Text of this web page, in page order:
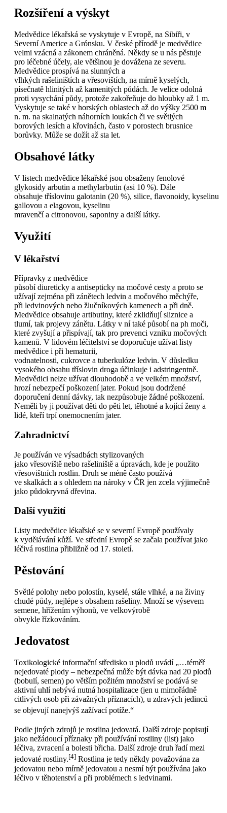
Rozšíření a výskyt
Medvědice lékařská se vyskytuje v Evropě, na Sibiři, v
Severní Americe a Grónsku. V české přírodě je medvědice
velmi vzácná a zákonem chráněná. Někdy se u nás pěstuje
pro léčebné účely, ale většinou je dovážena ze severu.
Medvědice prospívá na slunných a
vlhkých rašeliništích a vřesovištích, na mírně kyselých,
písečnatě hlinitých až kamenitých půdách. Je velice odolná
proti vysychání půdy, protože zakořeňuje do hloubky až 1 m.
Vyskytuje se také v horských oblastech až do výšky 2500 m
n. m. na skalnatých náhorních loukách či ve světlých
borových lesích a křovinách, často v porostech brusnice
borůvky. Může se dožít až sta let.
Obsahové látky
V listech medvědice lékařské jsou obsaženy fenolové
glykosidy arbutin a methylarbutin (asi 10 %). Dále
obsahuje tříslovinu galotanin (20 %), silice, flavonoidy, kyselinu
gallovou a elagovou, kyselinu
mravenčí a citronovou, saponiny a další látky.
Využití
V lékařství
Přípravky z medvědice
působí diureticky a antisepticky na močové cesty a proto se
užívají zejména při zánětech ledvin a močového měchýře,
při ledvinových nebo žlučníkových kamenech a při dně.
Medvědice obsahuje artibutiny, které zklidňují sliznice a
tlumí, tak projevy zánětu. Látky v ní také působí na ph moči,
které zvyšují a přispívají, tak pro prevenci vzniku močových
kamenů. V lidovém léčitelství se doporučuje užívat listy
medvědice i při hematurii,
vodnatelnosti, cukrovce a tuberkulóze ledvin. V důsledku
vysokého obsahu tříslovin droga účinkuje i adstringentně.
Medvědici nelze užívat dlouhodobě a ve velkém množství,
hrozí nebezpečí poškození jater. Pokud jsou dodržené
doporučení denní dávky, tak nezpůsobuje žádné poškození.
Neměli by ji používat děti do pěti let, těhotné a kojící ženy a
lidé, kteří trpí onemocnením jater.
Zahradnictví
Je používán ve výsadbách stylizovaných
jako vřesoviště nebo rašeliniště a úpravách, kde je použito
vřesovištních rostlin. Druh se méně často používá
ve skalkách a s ohledem na nároky v ČR jen zcela výjimečně
jako půdokryvná dřevina.
Další využití
Listy medvědice lékařské se v severní Evropě používaly
k vydělávání kůží. Ve střední Evropě se začala používat jako
léčivá rostlina přibližně od 17. století.
Pěstování
Světlé polohy nebo polostín, kyselé, stále vlhké, a na živiny
chudé půdy, nejlépe s obsahem rašeliny. Množí se výsevem
semene, hřížením výhonů, ve velkovýrobě
obvykle řízkováním.
Jedovatost
Toxikologické informační středisko u plodů uvádí „…téměř
nejedovaté plody – nebezpečná může být dávka nad 20 plodů
(bobulí, semen) po větším požitém množství se podává se
aktivní uhlí nebývá nutná hospitalizace (jen u mimořádně
citlivých osob při závažných příznacích), u zdravých jedinců
se objevují nanejvýš zažívací potíže.“
Podle jiných zdrojů je rostlina jedovatá. Další zdroje popisují
jako nežádoucí příznaky při používání rostliny (list) jako
léčiva, zvracení a bolesti břicha. Další zdroje druh řadí mezi
jedovaté rostliny.[4] Rostlina je tedy někdy považována za
jedovatou nebo mírně jedovatou a nesmí být používána jako
léčivo v těhotenství a při problémech s ledvinami.